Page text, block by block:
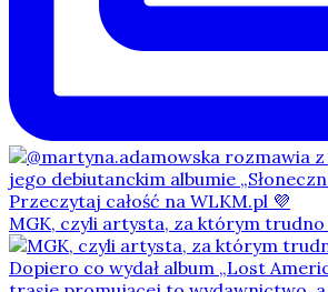
MGK, czyli artysta, za którym trudno